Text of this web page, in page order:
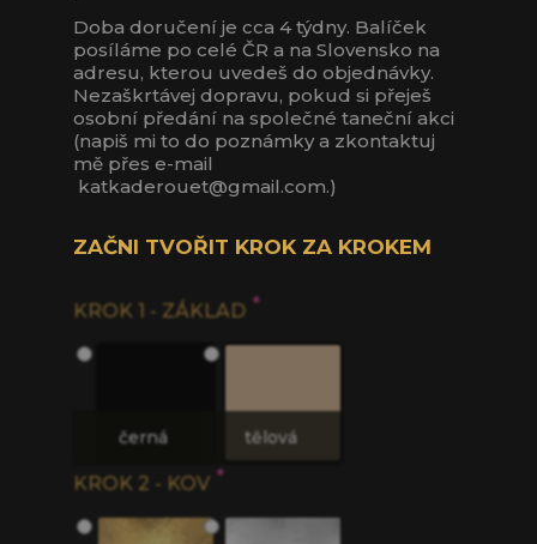
Doba doručení je cca 4 týdny. Balíček
posíláme po celé ČR a na Slovensko na
adresu, kterou uvedeš do objednávky.
Nezaškrtávej dopravu, pokud si přeješ
osobní předání na společné taneční akci
(napiš mi to do poznámky a zkontaktuj
mě přes e-mail
katkaderouet@gmail.com.)
ZAČNI TVOŘIT KROK ZA KROKEM
KROK 1 - ZÁKLAD *
černá tělová
KROK 2 - KOV *